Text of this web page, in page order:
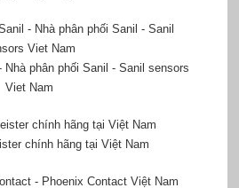
phân phối Sanil - Sanil sensors
Viet Nam
chính hãng tại Việt Nam